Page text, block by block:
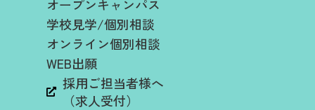
オープンキャンパス
学校見学/個別相談
オンライン個別相談
WEB出願
採用ご担当者様へ
（求人受付）